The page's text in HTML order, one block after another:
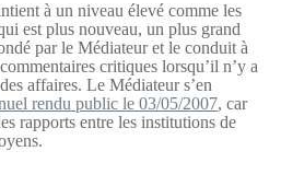
à un niveau élevé comme les
est plus nouveau, un plus grand
par le Médiateur et le conduit à
critiques lorsqu’il n’y a
affaires. Le Médiateur s’en
rendu public le 03/05/2007, car
rapports entre les institutions de